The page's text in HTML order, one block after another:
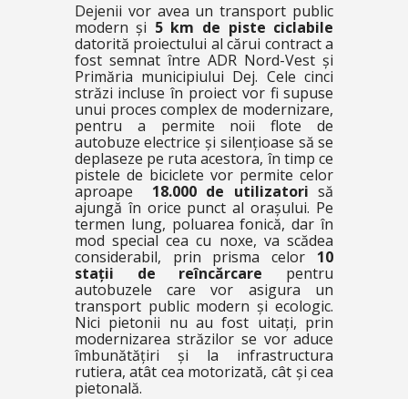
Dejenii vor avea un transport public
modern și 5 km de piste ciclabile
datorită proiectului al cărui contract a
fost semnat între ADR Nord-Vest și
Primăria municipiului Dej. Cele cinci
străzi incluse în proiect vor fi supuse
unui proces complex de modernizare,
pentru a permite noii flote de
autobuze electrice și silențioase să se
deplaseze pe ruta acestora, în timp ce
pistele de biciclete vor permite celor
aproape 18.000 de utilizatori să
ajungă în orice punct al orașului. Pe
termen lung, poluarea fonică, dar în
mod special cea cu noxe, va scădea
considerabil, prin prisma celor 10
stații de reîncărcare pentru
autobuzele care vor asigura un
transport public modern și ecologic.
Nici pietonii nu au fost uitați, prin
modernizarea străzilor se vor aduce
îmbunătățiri și la infrastructura
rutiera, atât cea motorizată, cât și cea
pietonală.